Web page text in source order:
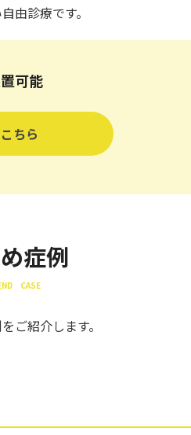
由診療です。
可能
ちら
症例
CASE
ご紹介します。